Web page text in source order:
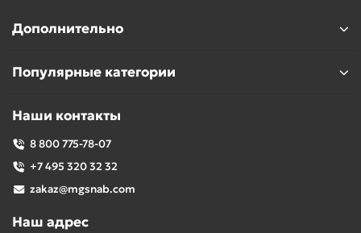
Дополнительно
Популярные категории
Наши контакты
8 800 775-78-07
+7 495 320 32 32
zakaz@mgsnab.com
Наш адрес